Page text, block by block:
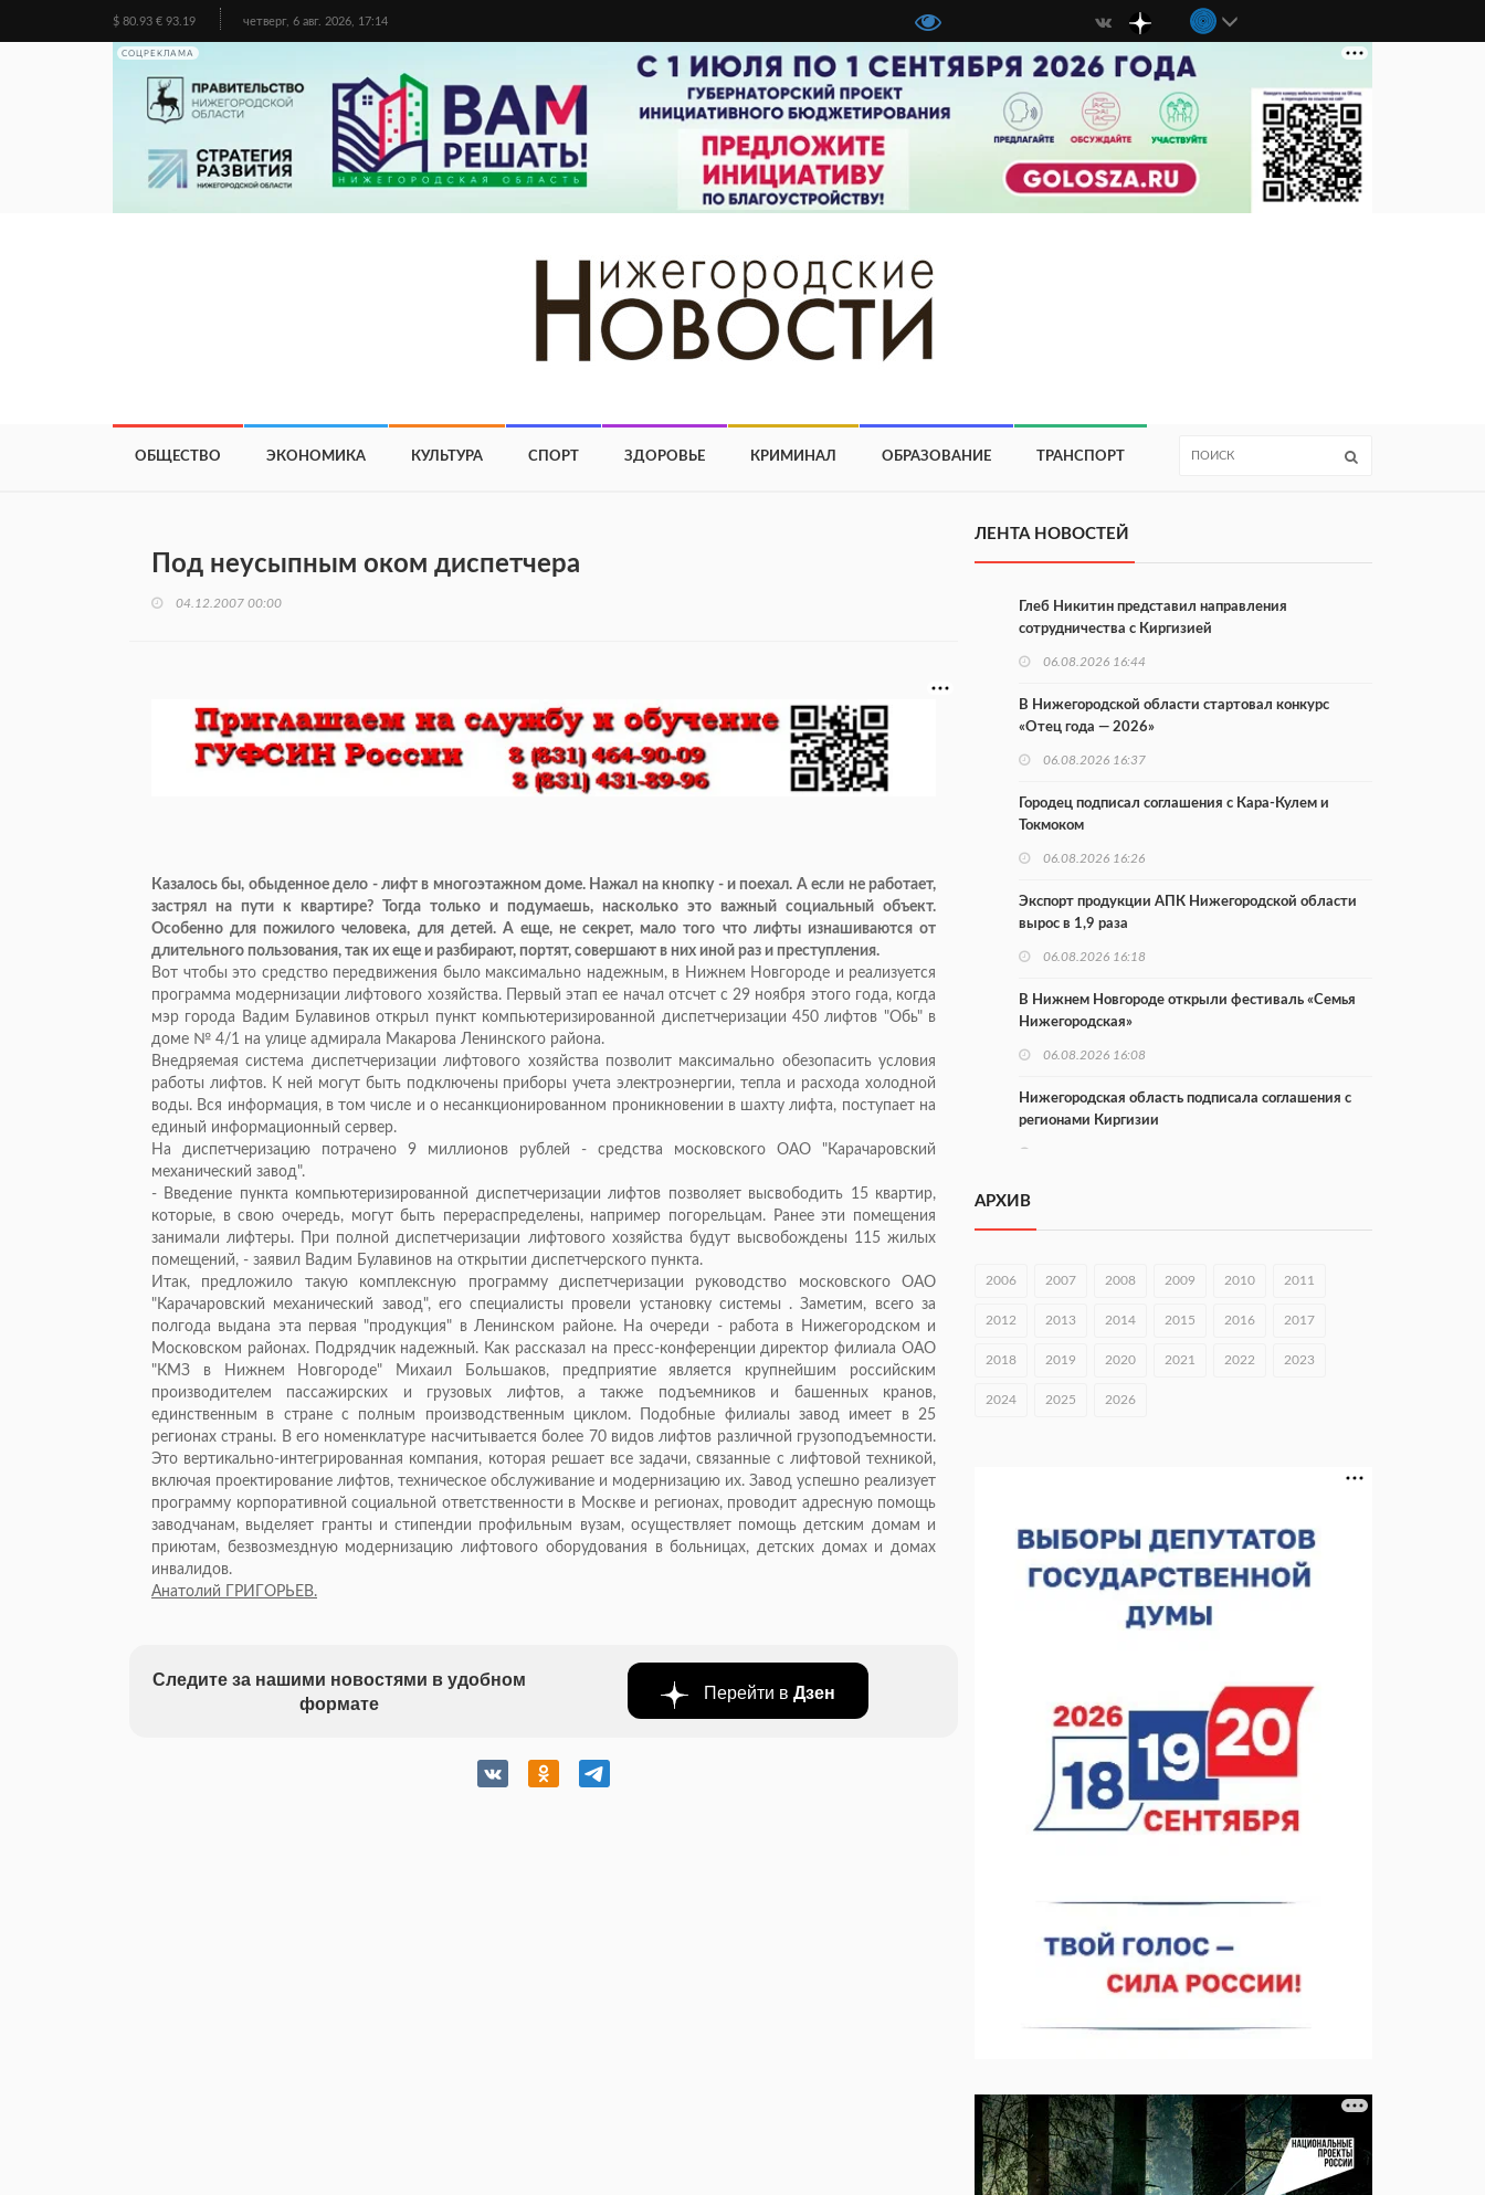
$ 80.93 € 93.19 четверг, 6 авг. 2026, 17:14
СОЦРЕКЛАМА
ОБЩЕСТВО ЭКОНОМИКА КУЛЬТУРА СПОРТ ЗДОРОВЬЕ КРИМИНАЛ ОБРАЗОВАНИЕ ТРАНСПОРТ
Под неусыпным оком диспетчера
04.12.2007 00:00
Казалось бы, обыденное дело - лифт в многоэтажном доме. Нажал на кнопку - и поехал. А если не работает,
застрял на пути к квартире? Тогда только и подумаешь, насколько это важный социальный объект.
Особенно для пожилого человека, для детей. А еще, не секрет, мало того что лифты изнашиваются от
длительного пользования, так их еще и разбирают, портят, совершают в них иной раз и преступления.
Вот чтобы это средство передвижения было максимально надежным, в Нижнем Новгороде и реализуется
программа модернизации лифтового хозяйства. Первый этап ее начал отсчет с 29 ноября этого года, когда
мэр города Вадим Булавинов открыл пункт компьютеризированной диспетчеризации 450 лифтов "Обь" в
доме № 4/1 на улице адмирала Макарова Ленинского района.
Внедряемая система диспетчеризации лифтового хозяйства позволит максимально обезопасить условия
работы лифтов. К ней могут быть подключены приборы учета электроэнергии, тепла и расхода холодной
воды. Вся информация, в том числе и о несанкционированном проникновении в шахту лифта, поступает на
единый информационный сервер.
На диспетчеризацию потрачено 9 миллионов рублей - средства московского ОАО "Карачаровский
механический завод".
- Введение пункта компьютеризированной диспетчеризации лифтов позволяет высвободить 15 квартир,
которые, в свою очередь, могут быть перераспределены, например погорельцам. Ранее эти помещения
занимали лифтеры. При полной диспетчеризации лифтового хозяйства будут высвобождены 115 жилых
помещений, - заявил Вадим Булавинов на открытии диспетчерского пункта.
Итак, предложило такую комплексную программу диспетчеризации руководство московского ОАО
"Карачаровский механический завод", его специалисты провели установку системы . Заметим, всего за
полгода выдана эта первая "продукция" в Ленинском районе. На очереди - работа в Нижегородском и
Московском районах. Подрядчик надежный. Как рассказал на пресс-конференции директор филиала ОАО
"КМЗ в Нижнем Новгороде" Михаил Большаков, предприятие является крупнейшим российским
производителем пассажирских и грузовых лифтов, а также подъемников и башенных кранов,
единственным в стране с полным производственным циклом. Подобные филиалы завод имеет в 25
регионах страны. В его номенклатуре насчитывается более 70 видов лифтов различной грузоподъемности.
Это вертикально-интегрированная компания, которая решает все задачи, связанные с лифтовой техникой,
включая проектирование лифтов, техническое обслуживание и модернизацию их. Завод успешно реализует
программу корпоративной социальной ответственности в Москве и регионах, проводит адресную помощь
заводчанам, выделяет гранты и стипендии профильным вузам, осуществляет помощь детским домам и
приютам, безвозмездную модернизацию лифтового оборудования в больницах, детских домах и домах
инвалидов.
Анатолий ГРИГОРЬЕВ.
Следите за нашими новостями в удобном
формате
Перейти в Дзен
ЛЕНТА НОВОСТЕЙ
Глеб Никитин представил направления
сотрудничества с Киргизией
06.08.2026 16:44
В Нижегородской области стартовал конкурс
«Отец года — 2026»
06.08.2026 16:37
Городец подписал соглашения с Кара-Кулем и
Токмоком
06.08.2026 16:26
Экспорт продукции АПК Нижегородской области
вырос в 1,9 раза
06.08.2026 16:18
В Нижнем Новгороде открыли фестиваль «Семья
Нижегородская»
06.08.2026 16:08
Нижегородская область подписала соглашения с
регионами Киргизии
Видели ночь, бежали всю ночь... На
06.08.2026 15:05
операцию на щитовидной железе
06.08.2026 14:46
На повороте на Богородск ограничили скорость до
50 км/ч
06.08.2026 14:41
06.08.2026 14:35
ФК «Нижний Новгород». Шильников и «Шинник»
06.08.2026 14:25
АРХИВ
2006 2007 2008 2009 2010 2011
2012 2013 2014 2015 2016 2017
2018 2019 2020 2021 2022 2023
2024 2025 2026